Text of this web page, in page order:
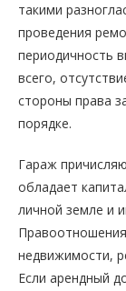
такими
проведения
периодичность
всего,
стороны права
порядке.
Гараж
обладает
личной земле и
недвижимости,
Если арендный